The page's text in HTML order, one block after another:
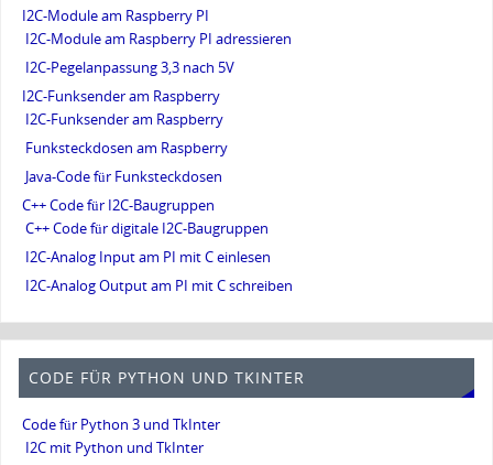
I2C-Module am Raspberry PI
I2C-Module am Raspberry PI adressieren
I2C-Pegelanpassung 3,3 nach 5V
I2C-Funksender am Raspberry
I2C-Funksender am Raspberry
Funksteckdosen am Raspberry
Java-Code für Funksteckdosen
C++ Code für I2C-Baugruppen
C++ Code für digitale I2C-Baugruppen
I2C-Analog Input am PI mit C einlesen
I2C-Analog Output am PI mit C schreiben
CODE FÜR PYTHON UND TKINTER
Code für Python 3 und TkInter
I2C mit Python und TkInter